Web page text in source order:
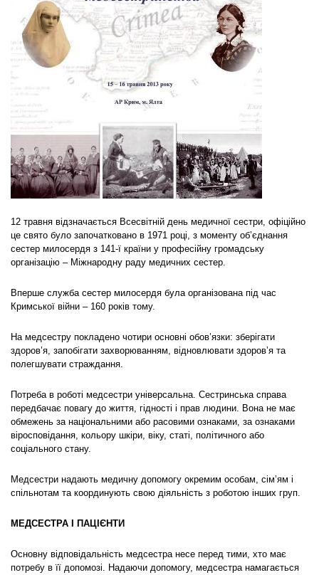
12 травня відзначається Всесвітній день медичної сестри, офіційно
це свято було започатковано в 1971 році, з моменту об’єднання
сестер милосердя з 141-ї країни у професійну громадську
організацію – Міжнародну раду медичних сестер.
Вперше служба сестер милосердя була організована під час
Кримської війни – 160 років тому.
На медсестру покладено чотири основні обов’язки: зберігати
здоров’я, запобігати захворюванням, відновлювати здоров’я та
полегшувати страждання.
Потреба в роботі медсестри універсальна. Сестринська справа
передбачає повагу до життя, гідності і прав людини. Вона не має
обмежень за національними або расовими ознаками, за ознаками
віросповідання, кольору шкіри, віку, статі, політичного або
соціального стану.
Медсестри надають медичну допомогу окремим особам, сім’ям і
спільнотам та координують свою діяльність з роботою інших груп.
МЕДСЕСТРА І ПАЦІЄНТИ
Основну відповідальність медсестра несе перед тими, хто має
потребу в її допомозі. Надаючи допомогу, медсестра намагається